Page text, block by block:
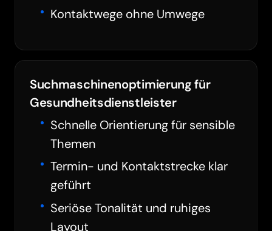
Kontaktwege ohne Umwege
Suchmaschinenoptimierung für
Gesundheitsdienstleister
Schnelle Orientierung für sensible
Themen
Termin- und Kontaktstrecke klar
geführt
Seriöse Tonalität und ruhiges
Layout
Barrierefreiheit
Animationen pausieren